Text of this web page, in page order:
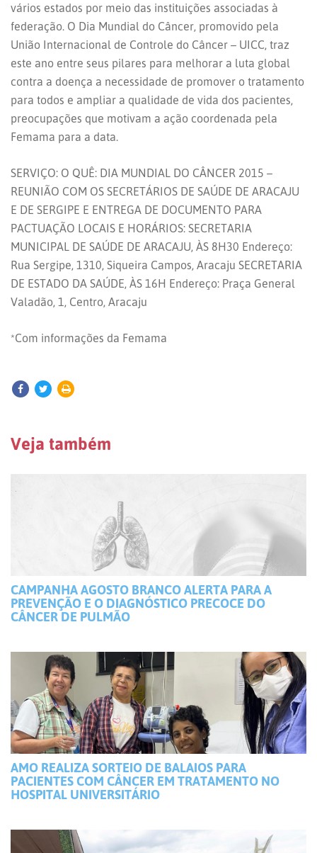
vários estados por meio das instituições associadas à
federação. O Dia Mundial do Câncer, promovido pela
União Internacional de Controle do Câncer – UICC, traz
este ano entre seus pilares para melhorar a luta global
contra a doença a necessidade de promover o tratamento
para todos e ampliar a qualidade de vida dos pacientes,
preocupações que motivam a ação coordenada pela
Femama para a data.
SERVIÇO: O QUÊ: DIA MUNDIAL DO CÂNCER 2015 –
REUNIÃO COM OS SECRETÁRIOS DE SAÚDE DE ARACAJU
E DE SERGIPE E ENTREGA DE DOCUMENTO PARA
PACTUAÇÃO LOCAIS E HORÁRIOS: SECRETARIA
MUNICIPAL DE SAÚDE DE ARACAJU, ÀS 8H30 Endereço:
Rua Sergipe, 1310, Siqueira Campos, Aracaju SECRETARIA
DE ESTADO DA SAÚDE, ÀS 16H Endereço: Praça General
Valadão, 1, Centro, Aracaju
*Com informações da Femama
Veja também
CAMPANHA AGOSTO BRANCO ALERTA PARA A
PREVENÇÃO E O DIAGNÓSTICO PRECOCE DO
CÂNCER DE PULMÃO
AMO REALIZA SORTEIO DE BALAIOS PARA
PACIENTES COM CÂNCER EM TRATAMENTO NO
HOSPITAL UNIVERSITÁRIO